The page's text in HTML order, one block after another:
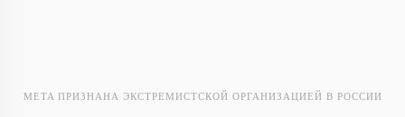
META ПРИЗНАНА ЭКСТРЕМИСТСКОЙ ОРГАНИЗАЦИЕЙ В РОССИИ